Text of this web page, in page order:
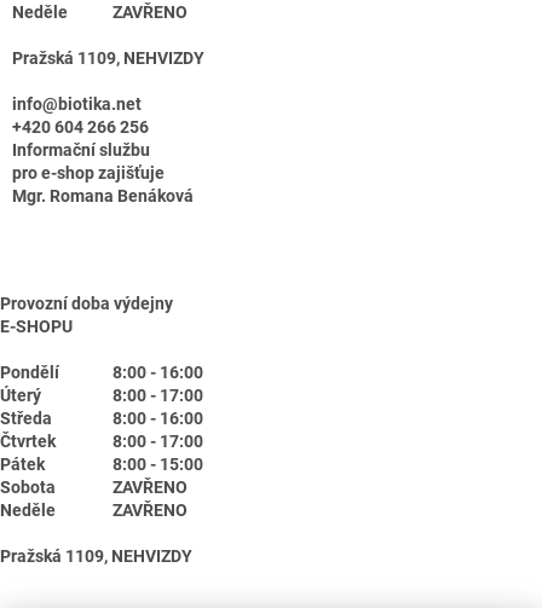
Neděle
ZAVŘENO
Pražská 1109, NEHVIZDY
info@biotika.net
+420 604 266 256
Informační službu
pro e-shop zajišťuje
Mgr. Romana Benáková
Provozní doba výdejny
E-SHOPU
Pondělí
8:00 - 16:00
Úterý
8:00 - 17:00
Středa
8:00 - 16:00
Čtvrtek
8:00 - 17:00
Pátek
8:00 - 15:00
Sobota
ZAVŘENO
Neděle
ZAVŘENO
Pražská 1109, NEHVIZDY